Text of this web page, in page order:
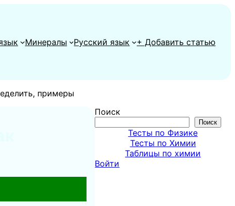
Минералы Русский язык + Добавить статью
примеры
Поиск
Поиск
Тесты по Физике
Тесты по Химии
Таблицы по химии
Войти